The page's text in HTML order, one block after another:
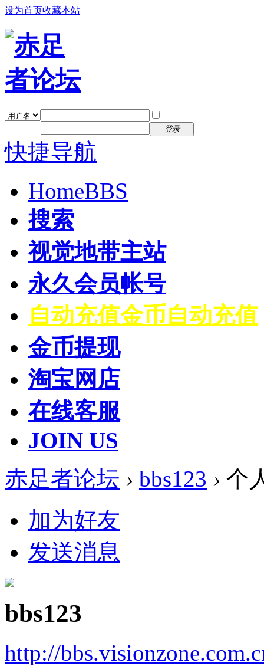
设为首页收藏本站
登录
快捷导航
HomeBBS
搜索
视觉地带主站
永久会员帐号
自动充值金币自动充值
金币提现
淘宝网店
在线客服
JOIN US
赤足者论坛 › bbs123 › 个
加为好友
发送消息
bbs123
http://